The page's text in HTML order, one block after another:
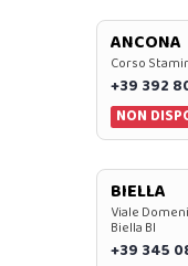
ANCONA
Corso
+39 392
NON
BIELLA
Viale
Biella BI
+39 345